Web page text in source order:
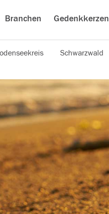
Branchen Gedenkkerzen
Schwarzwald